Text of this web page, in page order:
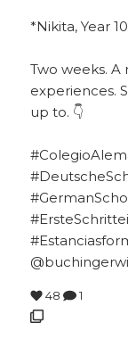
*Nikita, Year
Two weeks.
experiences.
up to. 👇
48 1